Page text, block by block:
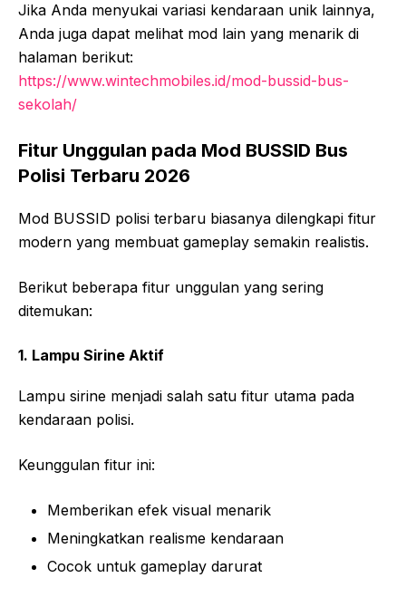
Jika Anda menyukai variasi kendaraan unik lainnya,
Anda juga dapat melihat mod lain yang menarik di
halaman berikut:
https://www.wintechmobiles.id/mod-bussid-bus-
sekolah/
Fitur Unggulan pada Mod BUSSID Bus
Polisi Terbaru 2026
Mod BUSSID polisi terbaru biasanya dilengkapi fitur
modern yang membuat gameplay semakin realistis.
Berikut beberapa fitur unggulan yang sering
ditemukan:
1. Lampu Sirine Aktif
Lampu sirine menjadi salah satu fitur utama pada
kendaraan polisi.
Keunggulan fitur ini:
Memberikan efek visual menarik
Meningkatkan realisme kendaraan
Cocok untuk gameplay darurat